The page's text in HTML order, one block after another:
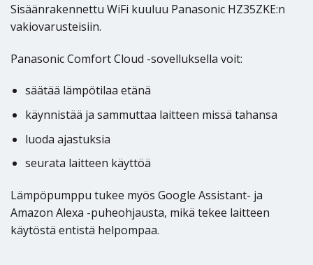
Sisäänrakennettu WiFi kuuluu Panasonic HZ35ZKE:n
vakiovarusteisiin.
Panasonic Comfort Cloud -sovelluksella voit:
säätää lämpötilaa etänä
käynnistää ja sammuttaa laitteen missä tahansa
luoda ajastuksia
seurata laitteen käyttöä
Lämpöpumppu tukee myös Google Assistant- ja
Amazon Alexa -puheohjausta, mikä tekee laitteen
käytöstä entistä helpompaa.